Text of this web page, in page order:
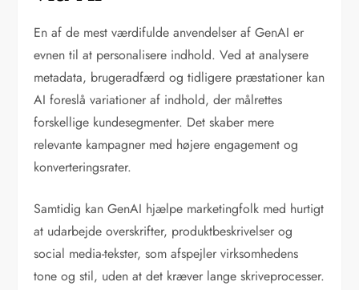
En af de mest værdifulde anvendelser af GenAI er
evnen til at personalisere indhold. Ved at analysere
metadata, brugeradfærd og tidligere præstationer kan
AI foreslå variationer af indhold, der målrettes
forskellige kundesegmenter. Det skaber mere
relevante kampagner med højere engagement og
konverteringsrater.
Samtidig kan GenAI hjælpe marketingfolk med hurtigt
at udarbejde overskrifter, produktbeskrivelser og
social media-tekster, som afspejler virksomhedens
tone og stil, uden at det kræver lange skriveprocesser.